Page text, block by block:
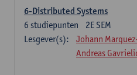
6-Distributed Systems
2E SEM
6 studiepunten
Lesgever(s):
Johann
Andreas